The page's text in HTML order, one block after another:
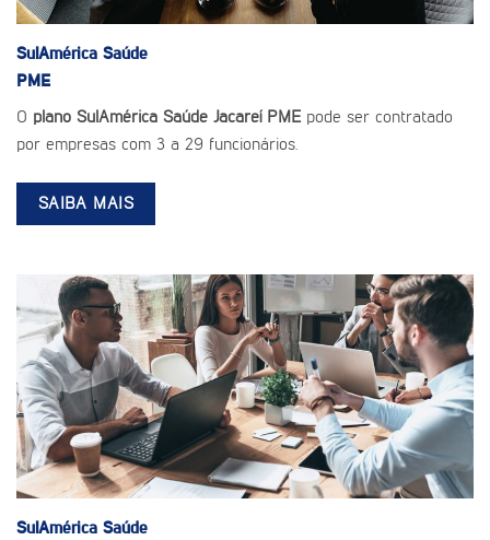
SulAmérica Saúde
PME
O plano SulAmérica Saúde Jacareí PME pode ser contratado
por empresas com 3 a 29 funcionários.
SAIBA MAIS
SulAmérica Saúde